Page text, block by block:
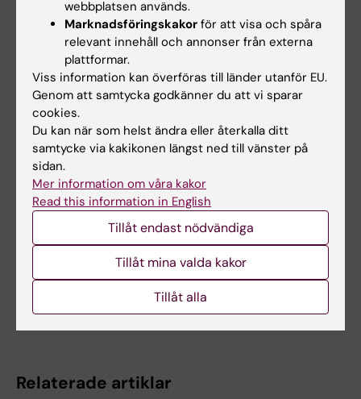
Innehållsgranskare:
Andrea Tryfonos
Dela
Mer om det här ämnet
Forskningsstudie: Fysisk kapacitet och hälsa
Relaterat
Tema: Idrott och motion
Relaterade artiklar
webbplatsen används.
Marknadsföringskakor för att visa och spåra
relevant innehåll och annonser från externa
plattformar.
Viss information kan överföras till länder utanför EU.
Genom att samtycka godkänner du att vi sparar
cookies.
Du kan när som helst ändra eller återkalla ditt
samtycke via kakikonen längst ned till vänster på
sidan.
Mer information om våra kakor
Read this information in English
Tillåt endast nödvändiga
Tillåt mina valda kakor
Tillåt alla